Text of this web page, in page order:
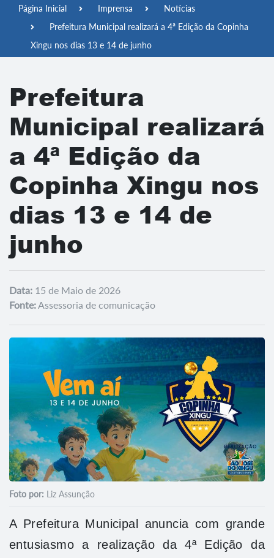
Página Inicial Imprensa
Notícias
Prefeitura Municipal realizará a 4ª Edição da Copinha
Xingu nos dias 13 e 14 de junho
Prefeitura
Municipal realizará
a 4ª Edição da
Copinha Xingu nos
dias 13 e 14 de
junho
Data: 15 de Maio de 2026
Fonte:Assessoria de comunicação
Foto por: Liz Assunção
A Prefeitura Municipal anuncia com grande
entusiasmo a realização da 4ª Edição da